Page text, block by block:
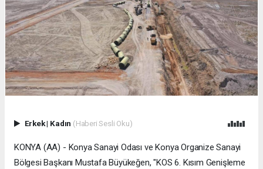
Erkek| Kadın (Haberi Sesli Oku)
KONYA (AA) - Konya Sanayi Odası ve Konya Organize Sanayi
Bölgesi Başkanı Mustafa Büyükeğen, "KOS 6. Kısım Genişleme